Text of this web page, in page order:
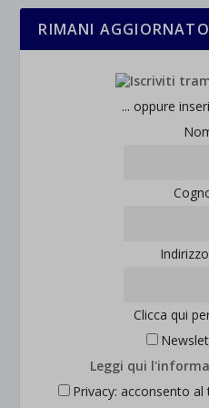
RIMANI AGGIORNATO
... oppure
Clicca qui
Leggi qui
Privacy: acconsento